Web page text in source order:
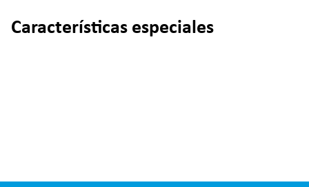
Características especiales